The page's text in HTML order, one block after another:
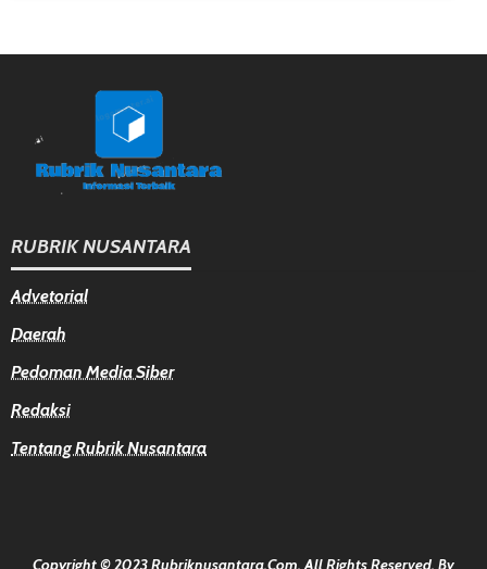
RUBRIK NUSANTARA
Advetorial
Daerah
Pedoman Media Siber
Redaksi
Tentang Rubrik Nusantara
Copyright © 2023 Rubriknusantara.com. All Rights Reserved. By